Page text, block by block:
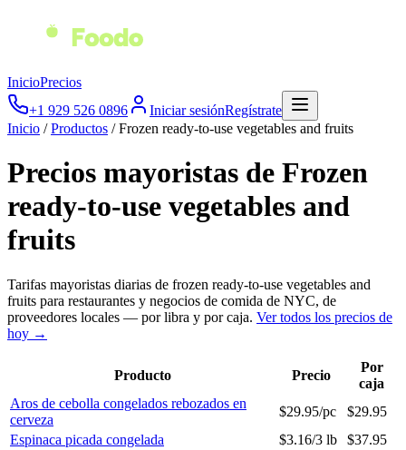
InicioPrecios
+1 929 526 0896
Iniciar sesiónRegístrate
Inicio /Productos /Frozen ready-to-use vegetables and fruits
Precios mayoristas de Frozen
ready-to-use vegetables and
fruits
Tarifas mayoristas diarias de frozen ready-to-use vegetables and
fruits para restaurantes y negocios de comida de NYC, de
proveedores locales — por libra y por caja. Ver todos los precios de
hoy →
Producto Precio
Por
caja
Aros de cebolla congelados rebozados en
cerveza
$29.95/pc $29.95
Espinaca picada congelada
$3.16/3 lb $37.95